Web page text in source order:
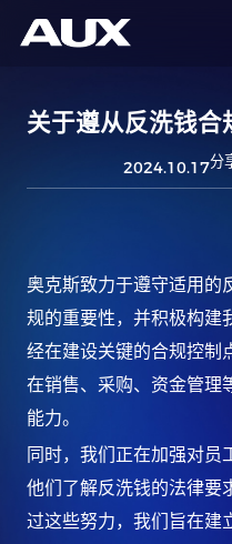
关于遵从反洗钱合
2024.10.17分
奥克斯致力于遵守适用的
规的重要性，并积极构建
经在建设关键的合规控制
在销售、采购、资金管理
能力。
同时，我们正在加强对员
他们了解反洗钱的法律要
过这些努力，我们旨在建